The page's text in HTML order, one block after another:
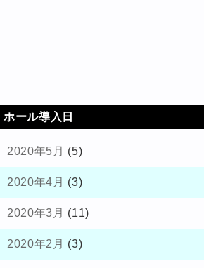
ホール導入日
2020年5月 (5)
2020年4月 (3)
2020年3月 (11)
2020年2月 (3)